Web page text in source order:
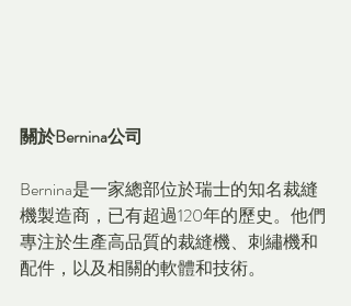
關於Bernina公司
Bernina是一家總部位於瑞士的知名裁縫
機製造商，已有超過120年的歷史。他們
專注於生產高品質的裁縫機、刺繡機和
配件，以及相關的軟體和技術。